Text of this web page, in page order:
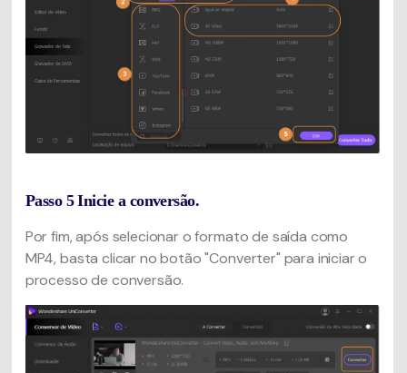
Passo 5Inicie a conversão.
Por fim, após selecionar o formato de saída como
MP4, basta clicar no botão "Converter" para iniciar o
processo de conversão.